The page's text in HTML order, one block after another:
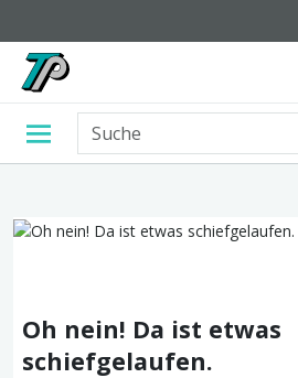
Oh nein! Da ist etwas
schiefgelaufen.